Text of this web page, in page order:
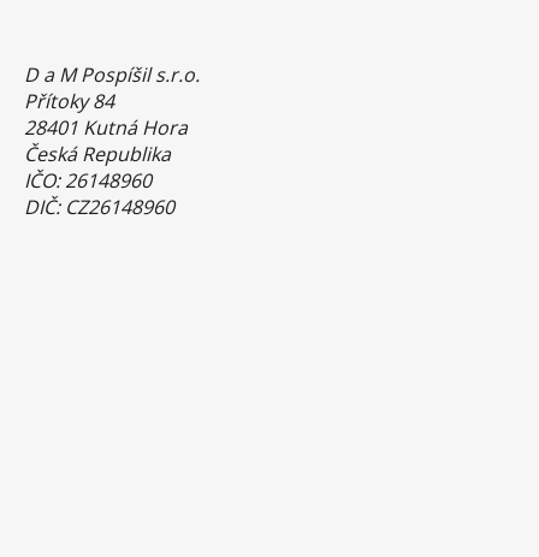
D a M Pospíšil s.r.o.
Přítoky 84
28401 Kutná Hora
Česká Republika
IČO: 26148960
DIČ: CZ26148960